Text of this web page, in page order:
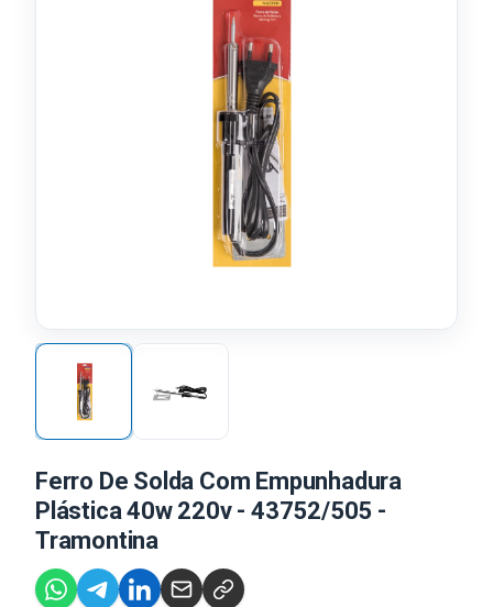
Ferro De Solda Com Empunhadura
Plástica 40w 220v - 43752/505 -
Tramontina